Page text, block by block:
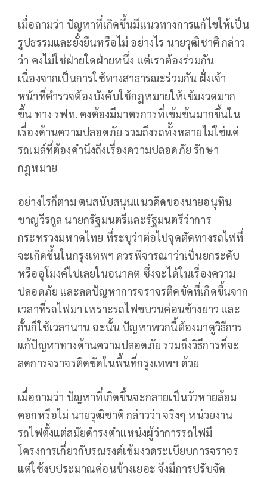
เมื่อถามว่า ปัญหาที่เกิดขึ้นมีแนวทางการแก้ไขให้เป็น
รูปธรรมและยั่งยืนหรือไม่ อย่างไร นายวุฒิชาติ กล่าว
ว่า คงไม่ใช่ฝ่ายใดฝ่ายหนึ่ง แต่เราต้องร่วมกัน
เนื่องจากเป็นการใช้ทางสาธารณะร่วมกัน ฝั่งเจ้า
หน้าที่ตำรวจต้องบังคับใช้กฎหมายให้เข้มงวดมาก
ขึ้น ทาง รฟท. คงต้องมีมาตรการที่เข้มข้นมากขึ้นใน
เรื่องด้านความปลอดภัย รวมถึงรถทั้งหลายไม่ใช่แค่
รถเมล์ที่ต้องคำนึงถึงเรื่องความปลอดภัย รักษา
กฎหมาย
อย่างไรก็ตาม ตนสนับสนุนแนวคิดของนายอนุทิน
ชาญวีรกูล นายกรัฐมนตรีและรัฐมนตรีว่าการ
กระทรวงมหาดไทย ที่ระบุว่าต่อไปจุดตัดทางรถไฟที่
จะเกิดขึ้นในกรุงเทพฯ ควรพิจารณาว่าเป็นยกระดับ
หรืออุโมงค์ไปเลยในอนาคต ซึ่งจะได้ในเรื่องความ
ปลอดภัย และลดปัญหาการจราจรติดขัดที่เกิดขึ้นจาก
เวลาที่รถไฟมา เพราะรถไฟขบวนค่อนข้างยาว และ
กั้นก็ใช้เวลานาน ฉะนั้น ปัญหาพวกนี้ต้องมาดูวิธีการ
แก้ปัญหาทางด้านความปลอดภัย รวมถึงวิธีการที่จะ
ลดการจราจรติดขัดในพื้นที่กรุงเทพฯ ด้วย
เมื่อถามว่า ปัญหาที่เกิดขึ้นจะกลายเป็นวัวหายล้อม
คอกหรือไม่ นายวุฒิชาติ กล่าวว่า จริงๆ หน่วยงาน
รถไฟตั้งแต่สมัยดำรงตำแหน่งผู้ว่าการรถไฟมี
โครงการเกี่ยวกับรณรงค์เข้มงวดระเบียบการจราจร
แต่ใช้งบประมาณค่อนข้างเยอะ จึงมีการปรับจัด